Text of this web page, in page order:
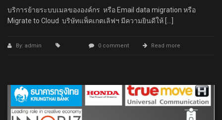
บริการย้ายระบบเมลขององค์กร หรือ Email data migration หรือ
Migrate to Cloud บริษัทแพ็คเกตเลิฟฯ มีความยินดีให้ […]
By: admin 0 comment Read more